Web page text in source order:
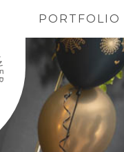
PORTFOLIO